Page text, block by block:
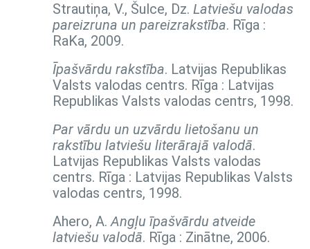
Strautiņa, V., Šulce, Dz. Latviešu valodas
pareizruna un pareizrakstība. Rīga :
RaKa, 2009.
Īpašvārdu rakstība. Latvijas Republikas
Valsts valodas centrs. Rīga : Latvijas
Republikas Valsts valodas centrs, 1998.
Par vārdu un uzvārdu lietošanu un
rakstību latviešu literārajā valodā.
Latvijas Republikas Valsts valodas
centrs. Rīga : Latvijas Republikas Valsts
valodas centrs, 1998.
Ahero, A.Angļu īpašvārdu atveide
latviešu valodā. Rīga : Zinātne, 2006.